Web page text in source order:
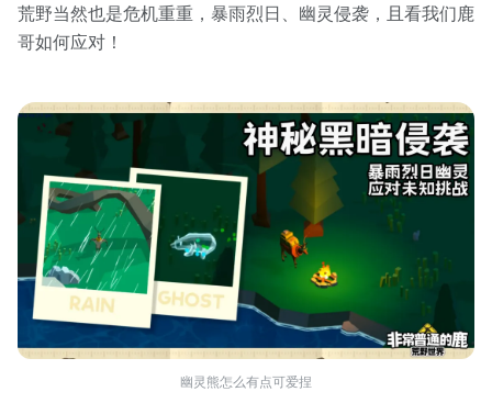
荒野当然也是危机重重，暴雨烈日、幽灵侵袭，且看我们鹿
哥如何应对！
幽灵熊怎么有点可爱捏